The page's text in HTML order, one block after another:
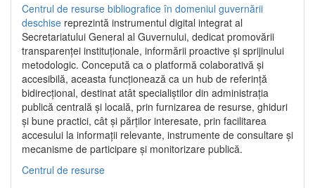
Centrul de resurse bibliografice în domeniul guvernării
deschise reprezintă instrumentul digital integrat al
Secretariatului General al Guvernului, dedicat promovării
transparenței instituționale, informării proactive și sprijinului
metodologic. Concepută ca o platformă colaborativă și
accesibilă, aceasta funcționează ca un hub de referință
bidirecțional, destinat atât specialiștilor din administrația
publică centrală și locală, prin furnizarea de resurse, ghiduri
și bune practici, cât și părților interesate, prin facilitarea
accesului la informații relevante, instrumente de consultare și
mecanisme de participare și monitorizare publică.
Centrul de resurse